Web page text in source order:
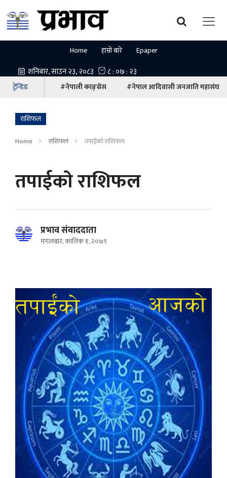
Home हाम्रो बारे Epaper
ट्रेन्डिङ #नेपाली काङ्ग्रेस #नेपाल आदिवासी जनजाति महासंघ
राशिफल
Home राशिफल तपाईकाे राशिफल
तपाईकाे राशिफल
प्रभाव संवाददाता
मंगलबार, कात्तिक १, २०७९